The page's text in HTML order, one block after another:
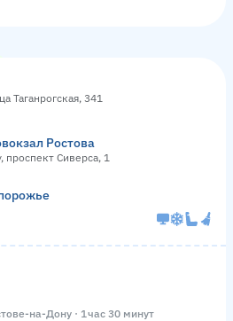
Таганрогская, 341
Ростова
проспект Сиверса, 1
на-Дону · 1 час 30 минут